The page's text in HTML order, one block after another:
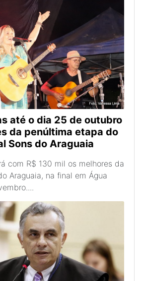
até o dia 25 de outubro
da penúltima etapa do
Sons do Araguaia
com R$ 130 mil os melhores da
Araguaia, na final em Água